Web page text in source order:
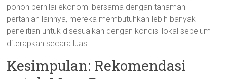
pohon bernilai ekonomi bersama dengan tanaman
pertanian lainnya, mereka membutuhkan lebih banyak
penelitian untuk disesuaikan dengan kondisi lokal sebelum
diterapkan secara luas.
Kesimpulan: Rekomendasi